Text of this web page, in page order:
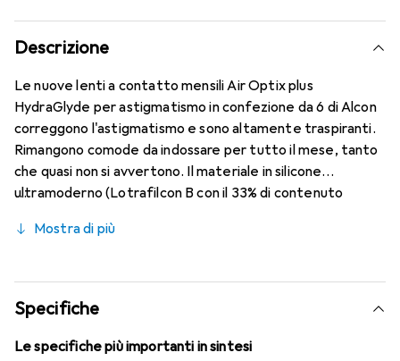
Descrizione
Le nuove lenti a contatto mensili Air Optix plus
HydraGlyde per astigmatismo in confezione da 6 di Alcon
correggono l'astigmatismo e sono altamente traspiranti.
Rimangono comode da indossare per tutto il mese, tanto
che quasi non si avvertono. Il materiale in silicone
ultramoderno (Lotrafilcon B con il 33% di contenuto
Moisture Matrix e la conosciuta tecnologia SmartShield,
conosci. Comfort e assenza di disturbi per tutto il giorno
con le lenti mensili.
Mostra di più
Specifiche
Le specifiche più importanti in sintesi